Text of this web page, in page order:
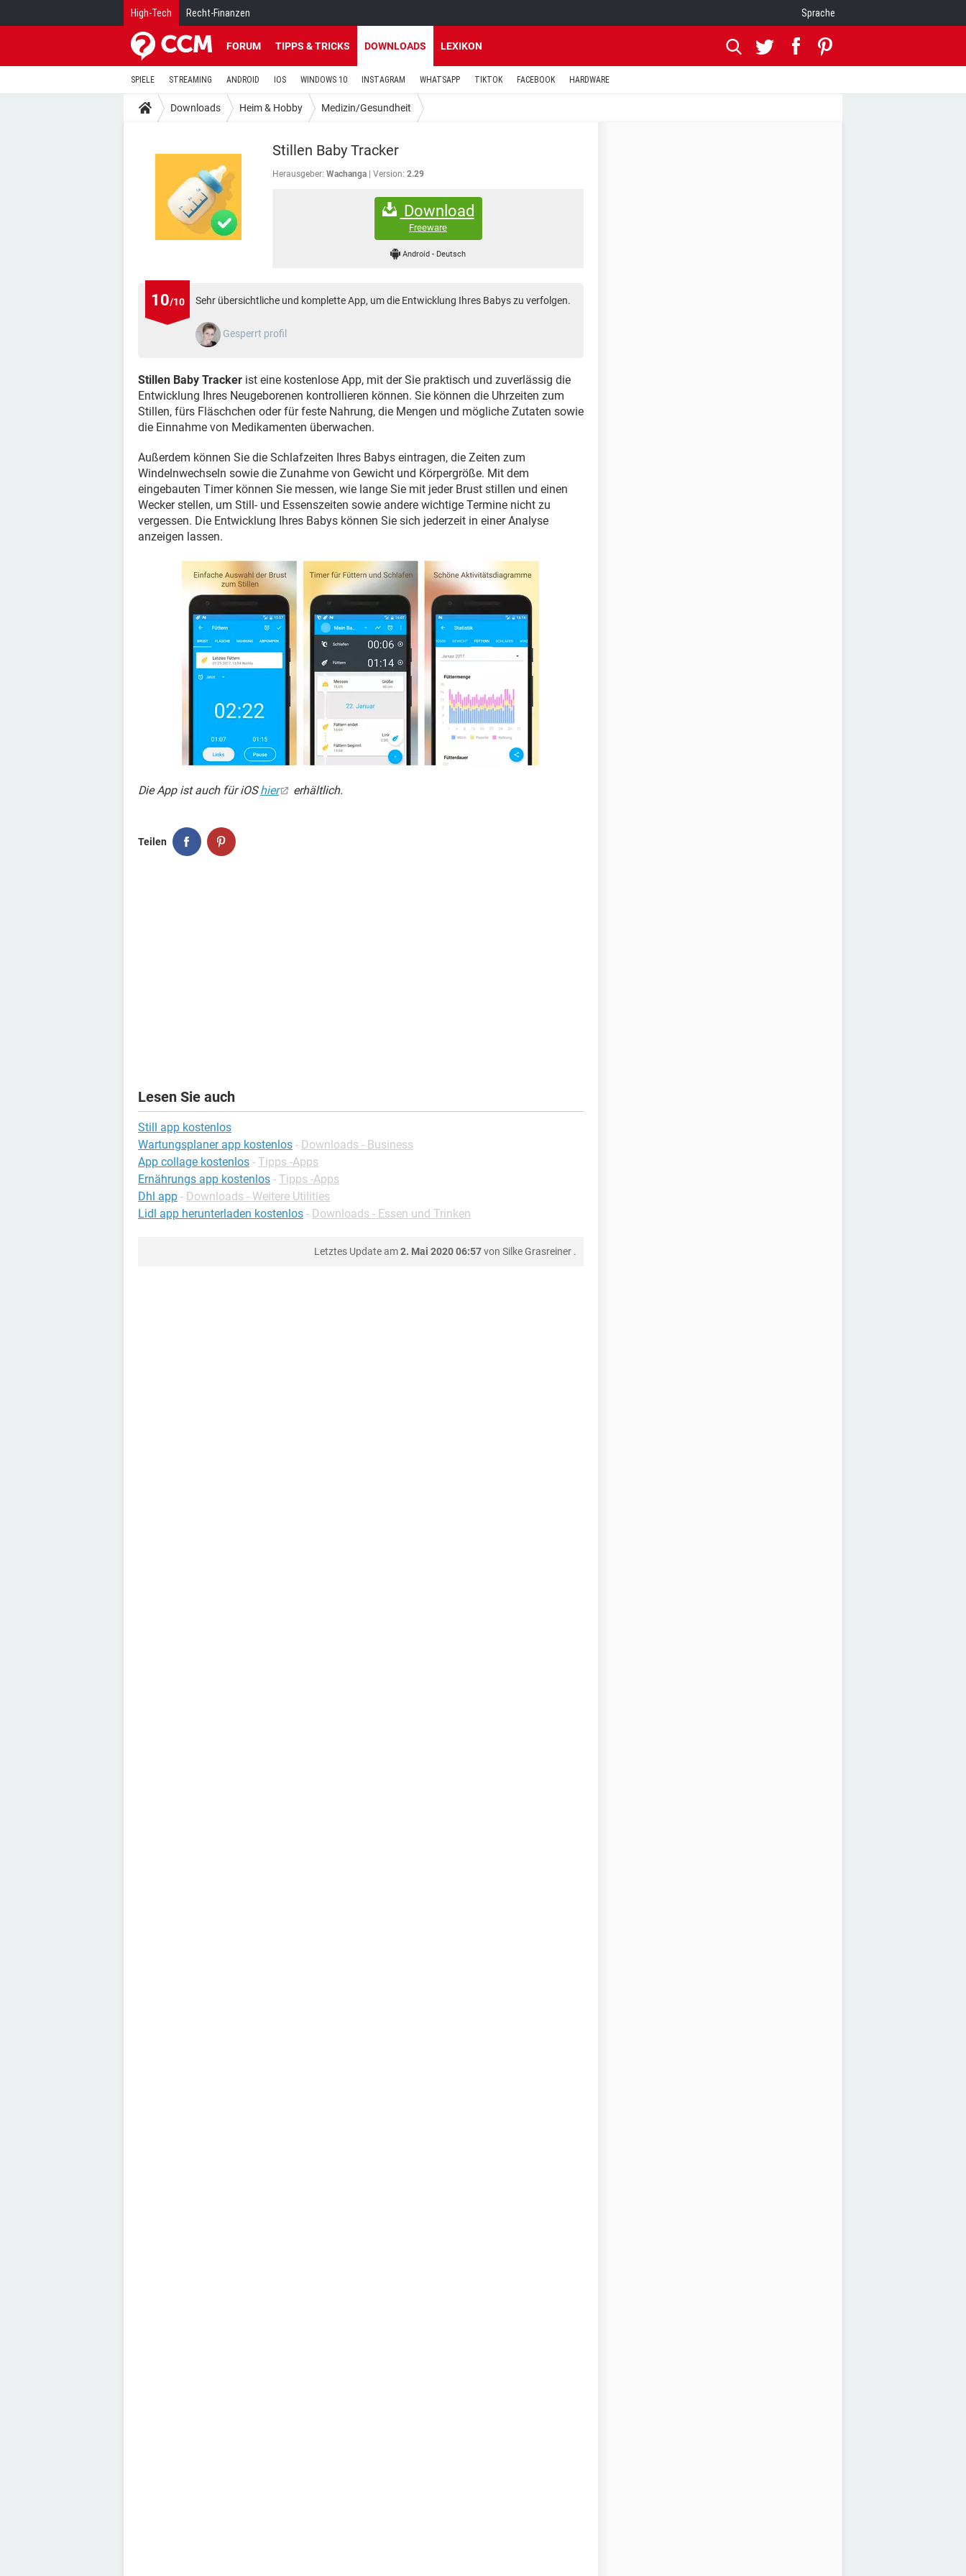
High-Tech Recht-Finanzen Sprache
FORUM TIPPS & TRICKS DOWNLOADS LEXIKON
SPIELE STREAMING ANDROID IOS WINDOWS 10 INSTAGRAM WHATSAPP TIKTOK FACEBOOK HARDWARE
Downloads Heim & Hobby Medizin/Gesundheit
Stillen Baby Tracker
Herausgeber: Wachanga Version: 2.29
Download
Freeware
Android- Deutsch
10/10 Sehr übersichtliche und komplette App, um die Entwicklung Ihres Babys zu verfolgen.
Gesperrt profil
Stillen Baby Tracker ist eine kostenlose App, mit der Sie praktisch und zuverlässig die
Entwicklung Ihres Neugeborenen kontrollieren können. Sie können die Uhrzeiten zum
Stillen, fürs Fläschchen oder für feste Nahrung, die Mengen und mögliche Zutaten sowie
die Einnahme von Medikamenten überwachen.
Außerdem können Sie die Schlafzeiten Ihres Babys eintragen, die Zeiten zum
Windelnwechseln sowie die Zunahme von Gewicht und Körpergröße. Mit dem
eingebauten Timer können Sie messen, wie lange Sie mit jeder Brust stillen und einen
Wecker stellen, um Still- und Essenszeiten sowie andere wichtige Termine nicht zu
vergessen. Die Entwicklung Ihres Babys können Sie sich jederzeit in einer Analyse
anzeigen lassen.
Die App ist auch für iOShier erhältlich.
Teilen
Lesen Sie auch
Still app kostenlos
Wartungsplaner app kostenlos - Downloads - Business
App collage kostenlos - Tipps -Apps
Ernährungs app kostenlos - Tipps -Apps
Dhl app - Downloads - Weitere Utilities
Lidl app herunterladen kostenlos - Downloads - Essen und Trinken
Letztes Update am2. Mai 2020 06:57von Silke Grasreiner .